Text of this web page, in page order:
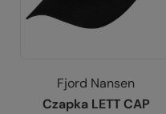
Fjord Nansen
Czapka LETT CAP